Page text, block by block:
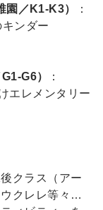
／K1-K3）
：
ンダー
G6）
：
エレメンタリー
クラス（アー
ウクレレ等々…